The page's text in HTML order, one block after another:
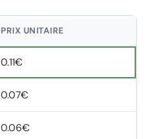
PRIX UNITAIRE
0.11€
0.07€
0.06€